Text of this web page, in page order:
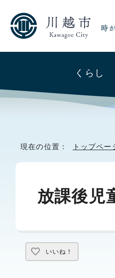
くらし
現在の位置： トップペー
放課後児
いいね！